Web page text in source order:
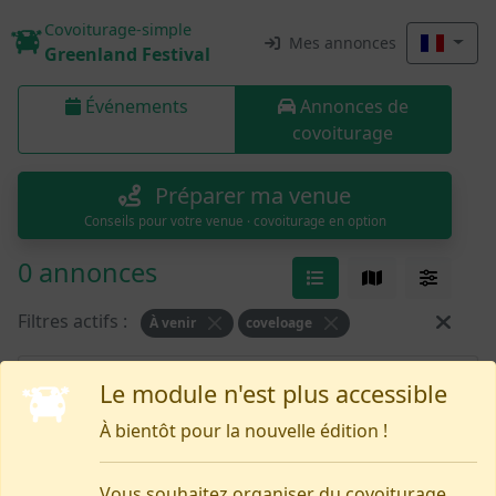
Le module n'est plus accessible
À bientôt pour la nouvelle édition !
Covoiturage-simple
Greenland Festival Mes annonces
Événements
Annonces de
covoiturage
Préparer ma venue
Conseils pour votre venue · covoiturage en option
0 annonces
Filtres actifs : À venir coveloage
Rien pour le moment